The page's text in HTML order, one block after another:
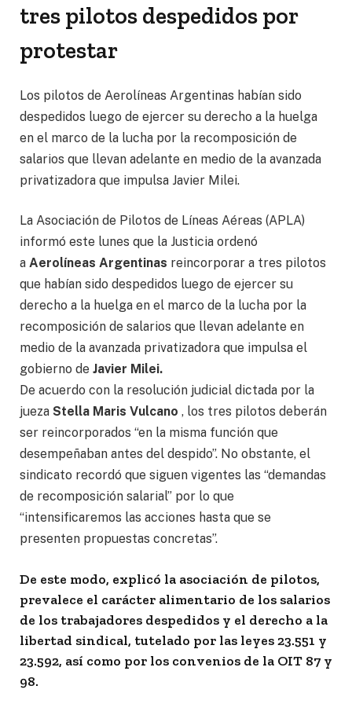
tres pilotos despedidos por
protestar
Los pilotos de Aerolíneas Argentinas habían sido
despedidos luego de ejercer su derecho a la huelga
en el marco de la lucha por la recomposición de
salarios que llevan adelante en medio de la avanzada
privatizadora que impulsa Javier Milei.
La Asociación de Pilotos de Líneas Aéreas (APLA)
informó este lunes que la Justicia ordenó
a Aerolíneas Argentinas reincorporar a tres pilotos
que habían sido despedidos luego de ejercer su
derecho a la huelga en el marco de la lucha por la
recomposición de salarios que llevan adelante en
medio de la avanzada privatizadora que impulsa el
gobierno de Javier Milei.
De acuerdo con la resolución judicial dictada por la
jueza Stella Maris Vulcano , los tres pilotos deberán
ser reincorporados “en la misma función que
desempeñaban antes del despido”. No obstante, el
sindicato recordó que siguen vigentes las “demandas
de recomposición salarial” por lo que
“intensificaremos las acciones hasta que se
presenten propuestas concretas”.
De este modo, explicó la asociación de pilotos,
prevalece el carácter alimentario de los salarios
de los trabajadores despedidos y el derecho a la
libertad sindical, tutelado por las leyes 23.551 y
23.592, así como por los convenios de la OIT 87 y
98.